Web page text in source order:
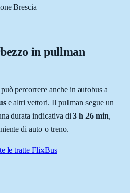
Brescia
in pullman
percorrere anche in autobus a
e altri vettori. Il pullman segue un
durata indicativa di 3 h 26 min,
di auto o treno.
le tratte FlixBus